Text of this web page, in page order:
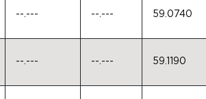
--.--- --.--- 59.0740
--.--- --.--- 59.1190